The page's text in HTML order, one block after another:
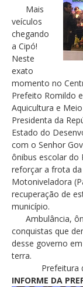
Mais
veículos
chegando
a Cipó!
Neste
exato
momento no
Prefeito Romildo
Aquicultura e
Presidenta da
Estado do
com o Senhor
ônibus escolar do
reforçar a frota da
Motoniveladora
recuperação de
município.
Ambulância,
conquistas que
desse governo
terra.
Prefeitura
INFORME DA